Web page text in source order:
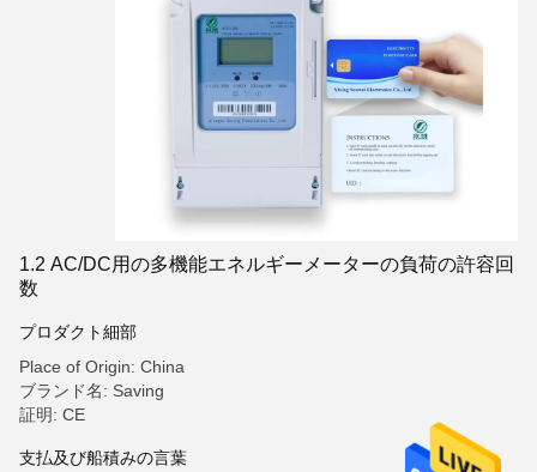
1.2 AC/DC用の多機能エネルギーメーターの負荷の許容回
数
プロダクト細部
Place of Origin: China
ブランド名: Saving
証明: CE
支払及び船積みの言葉